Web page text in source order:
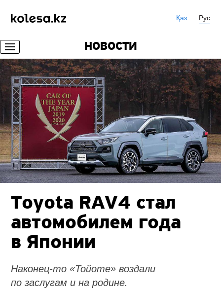
Қаз Рус
НОВОСТИ
Toyota RAV4 стал
автомобилем года
в Японии
Наконец-то «Тойоте» воздали
по заслугам и на родине.